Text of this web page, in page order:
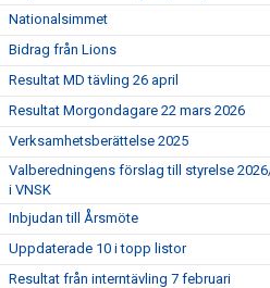
Nationalsimmet
Bidrag från Lions
Resultat MD tävling 26 april
Resultat Morgondagare 22 mars 2026
Verksamhetsberättelse 2025
Valberedningens förslag till styrelse
i VNSK
Inbjudan till Årsmöte
Uppdaterade 10 i topp listor
Resultat från interntävling 7 februari